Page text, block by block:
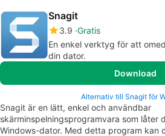
Snagit
3.9 Gratis
En enkel verktyg för att
din dator.
Download
Alternativ till Snagit för
Snagit är en lätt, enkel och användbar
skärminspelningsprogramvara som låter
Windows-dator. Med detta program kan